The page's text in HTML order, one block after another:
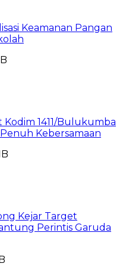
Keamanan Pangan
Kodim 1411/Bulukumba
Kebersamaan
Kejar Target
Perintis Garuda